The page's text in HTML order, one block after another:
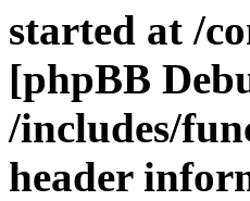
started at /
[phpBB
/includes/
header